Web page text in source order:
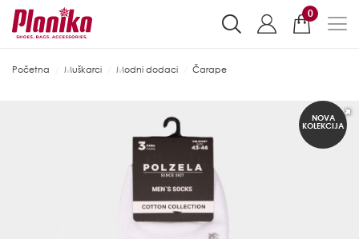
0
Početna Muškarci Modni dodaci Čarape
NOVA
KOLEKCIJA